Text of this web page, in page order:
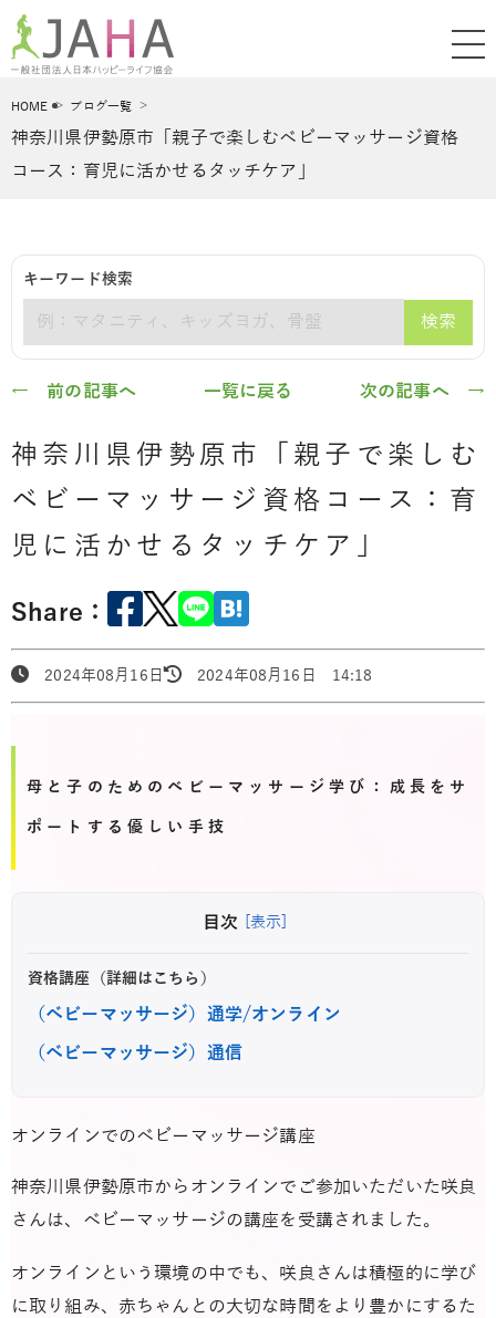
HOME ブログ一覧
神奈川県伊勢原市「親子で楽しむベビーマッサージ資格
コース：育児に活かせるタッチケア」
キーワード検索
検索
← 前の記事へ 一覧に戻る 次の記事へ →
神奈川県伊勢原市「親子で楽しむ
ベビーマッサージ資格コース：育
児に活かせるタッチケア」
Share：
2024年08月16日 2024年08月16日 14:18
母と子のためのベビーマッサージ学び：成長をサ
ポートする優しい手技
目次 [表示]
資格講座（詳細はこちら）
（ベビーマッサージ）通学/オンライン
（ベビーマッサージ）通信
オンラインでのベビーマッサージ講座
神奈川県伊勢原市からオンラインでご参加いただいた咲良
さんは、ベビーマッサージの講座を受講されました。
オンラインという環境の中でも、咲良さんは積極的に学び
に取り組み、赤ちゃんとの大切な時間をより豊かにするた